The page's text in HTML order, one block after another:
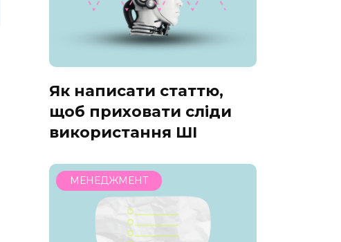
Як написати статтю,
щоб приховати сліди
використання ШІ
МЕНЕДЖМЕНТ